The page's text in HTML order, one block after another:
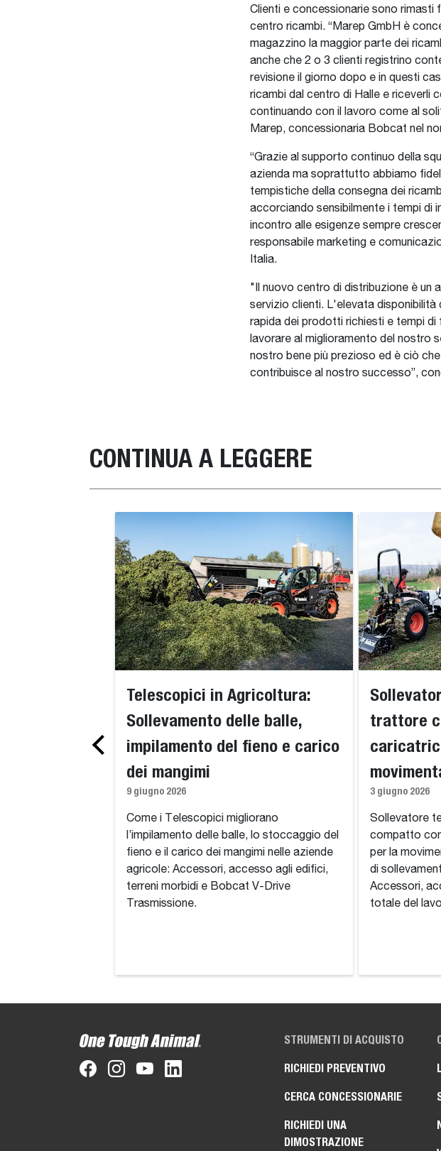
Clienti e concessionarie sono
centro ricambi. “Marep GmbH è
magazzino la maggior parte dei
anche che 2 o 3 clienti registrino
revisione il giorno dopo e in questi
ricambi dal centro di Halle e riceverli
continuando con il lavoro come al
Marep, concessionaria Bobcat nel
“Grazie al supporto continuo della
azienda ma soprattutto abbiamo
tempistiche della consegna dei
accorciando sensibilmente i tempi di
incontro alle esigenze sempre
responsabile marketing e
Italia.
"Il nuovo centro di distribuzione è un
servizio clienti. L'elevata disponibilità
rapida dei prodotti richiesti e tempi
lavorare al miglioramento del nostro
nostro bene più prezioso ed è ciò
contribuisce al nostro successo”,
CONTINUA A LEGGERE
Telescopici in Agricoltura:
Sollevamento delle balle,
impilamento del fieno e carico
dei mangimi
9 giugno 2026
Come i Telescopici migliorano
l’impilamento delle balle, lo stoccaggio del
fieno e il carico dei mangimi nelle aziende
agricole: Accessori, accesso agli edifici,
terreni morbidi e Bobcat V-Drive
Trasmissione.
trattore
3 giugno 2026
Sollevatore
compatto
per la
di
Accessori,
totale del
STRUMENTI DI ACQUISTO
RICHIEDI PREVENTIVO
CERCA CONCESSIONARIE
RICHIEDI UNA
DIMOSTRAZIONE